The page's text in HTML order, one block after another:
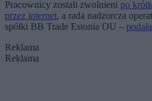
Pracownicy zostali zwolnieni po
przez internet, a rada nadzorcza
spółki BB Trade Estonia OU –
Reklama
Reklama